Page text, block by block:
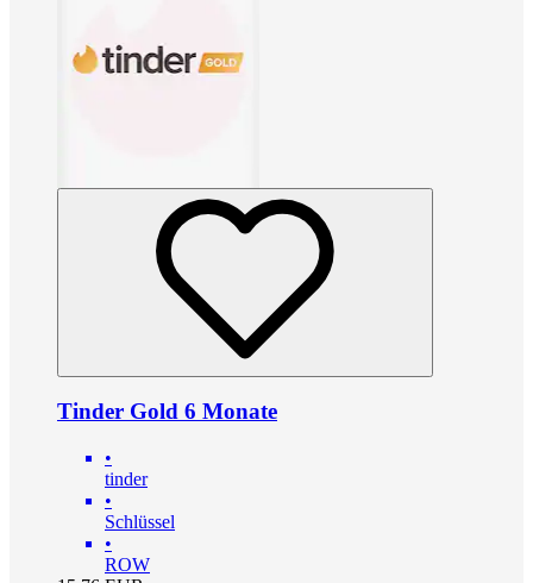
Tinder Gold 6 Monate
•
tinder
•
Schlüssel
•
ROW